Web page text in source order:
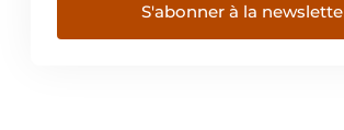
S'abonner à la